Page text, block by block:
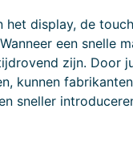
display, de
een snelle
zijn. Door
kunnen
sneller